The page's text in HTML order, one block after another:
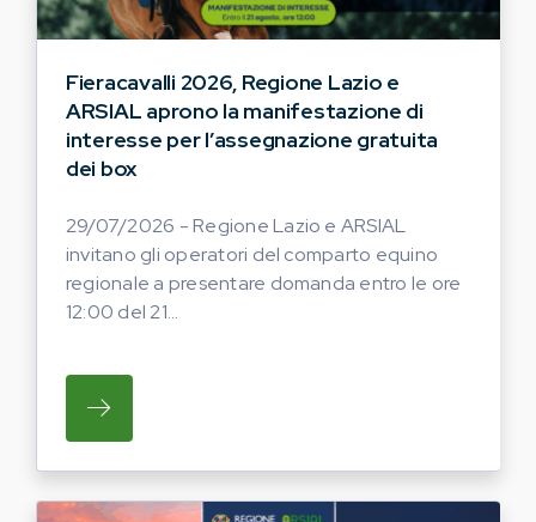
Fieracavalli 2026, Regione Lazio e
ARSIAL aprono la manifestazione di
interesse per l’assegnazione gratuita
dei box
29/07/2026 - Regione Lazio e ARSIAL
invitano gli operatori del comparto equino
regionale a presentare domanda entro le ore
12:00 del 21...
SU REGIONE LAZIO E ARSIAL INVITANO